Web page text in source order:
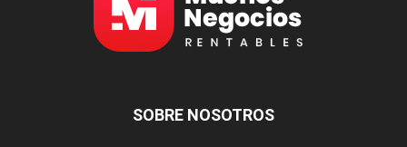
SOBRE NOSOTROS